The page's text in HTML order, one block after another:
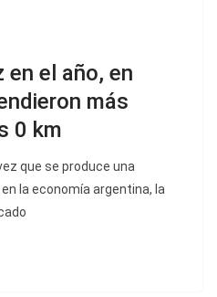
en el año, en
más
0 km
que se produce una
la economía argentina, la